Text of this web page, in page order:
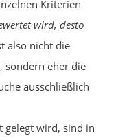
Kriterien
wird, desto
also nicht die
sondern eher die
ausschließlich
gelegt wird, sind in